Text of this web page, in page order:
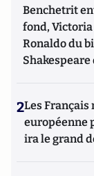
Benchetrit
fond,
Ronaldo du
Shakespeare
2Les Français
européenne
ira le grand